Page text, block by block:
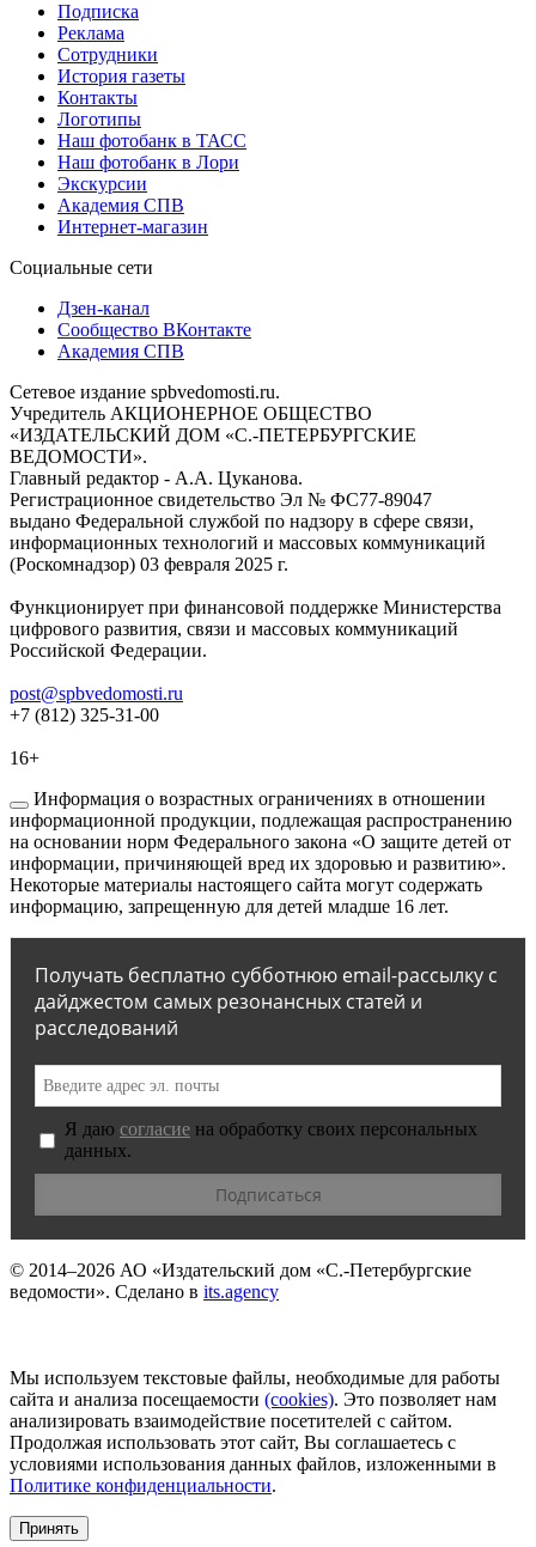
Подписка
Реклама
Сотрудники
История газеты
Контакты
Логотипы
Наш фотобанк в ТАСС
Наш фотобанк в Лори
Экскурсии
Академия СПВ
Интернет-магазин
Социальные сети
Дзен-канал
Сообщество ВКонтакте
Академия СПВ
Сетевое издание spbvedomosti.ru.
Учредитель АКЦИОНЕРНОЕ ОБЩЕСТВО
«ИЗДАТЕЛЬСКИЙ ДОМ «С.-ПЕТЕРБУРГСКИЕ
ВЕДОМОСТИ».
Главный редактор - А.А. Цуканова.
Регистрационное свидетельство Эл № ФС77-89047
выдано Федеральной службой по надзору в сфере связи,
информационных технологий и массовых коммуникаций
(Роскомнадзор) 03 февраля 2025 г.
Функционирует при финансовой поддержке Министерства
цифрового развития, связи и массовых коммуникаций
Российской Федерации.
post@spbvedomosti.ru
+7 (812) 325-31-00
16+
Информация о возрастных ограничениях в отношении
информационной продукции, подлежащая распространению
на основании норм Федерального закона «О защите детей от
информации, причиняющей вред их здоровью и развитию».
Некоторые материалы настоящего сайта могут содержать
информацию, запрещенную для детей младше 16 лет.
Получать бесплатно субботнюю email-рассылку с
дайджестом самых резонансных статей и
расследований
Я даю согласие на обработку своих персональных
данных.
© 2014–2026 АО «Издательский дом «С.-Петербургские
ведомости». Сделано в its.agency
Мы используем текстовые файлы, необходимые для работы
сайта и анализа посещаемости (сookies). Это позволяет нам
анализировать взаимодействие посетителей с сайтом.
Продолжая использовать этот сайт, Вы соглашаетесь с
условиями использования данных файлов, изложенными в
Политике конфиденциальности.
Принять